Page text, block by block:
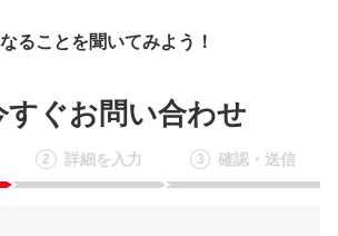
ることを聞いてみよう！
すぐお問い合わせ
2 詳細を入力 3 確認・送信